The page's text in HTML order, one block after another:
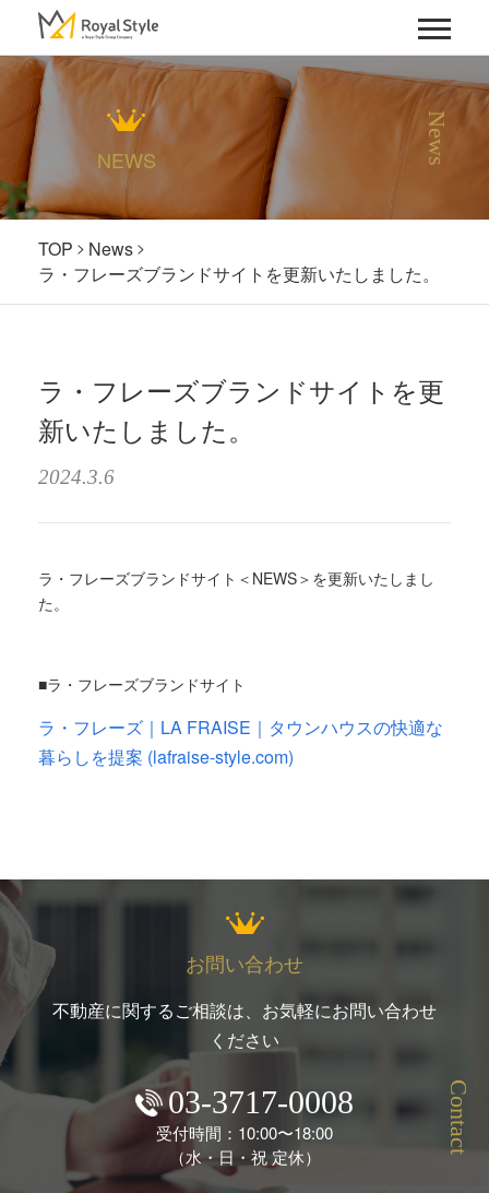
News
NEWS
TOP
News
ラ・フレーズブランドサイトを更新いたしました。
ラ・フレーズブランドサイトを更
新いたしました。
2024.3.6
ラ・フレーズブランドサイト＜NEWS＞を更新いたしまし
た。
■ラ・フレーズブランドサイト
ラ・フレーズ｜LA FRAISE｜タウンハウスの快適な
暮らしを提案 (lafraise-style.com)
Contact
お問い合わせ
不動産に関するご相談は、お気軽にお問い合わせ
ください
03-3717-0008
受付時間：10:00〜18:00
（水・日・祝 定休）